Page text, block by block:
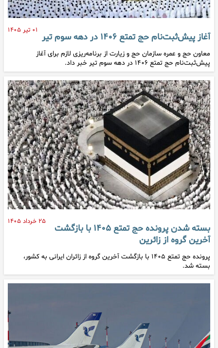
۰۱ تیر ۱۴۰۵
آغاز پیش‌ثبت‌نام حج تمتع ۱۴۰۶ در دهه سوم تیر
معاون حج و عمره سازمان حج و زیارت از برنامه‌ریزی لازم برای آغاز
پیش‌ثبت‌نام حج تمتع ۱۴۰۶ در دهه سوم تیر خبر داد.
۲۵ خرداد ۱۴۰۵
بسته شدن پرونده حج تمتع ۱۴۰۵ با بازگشت
آخرین گروه از زائرین
پرونده حج تمتع ۱۴۰۵ با بازگشت آخرین گروه از زائران ایرانی به کشور،
بسته شد.